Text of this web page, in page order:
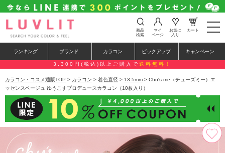
t
o
e
n
a
a
i
o
n
商品
検索
マイ
ページ
お気に
入り
カート
ランキング ブランド カラコン ピックアップ キャンペーン
3,300円(税込)以上ご購入で 送料無料！
カラコン・コスメ通販TOP > カラコン > 着色直径 > 13.5mm > Chu's me（チューズミー）エ
ッセンスベージュ ゆうこすプロデュースカラコン（10枚入り）